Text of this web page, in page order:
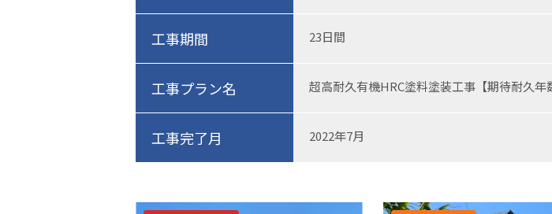
工事期間 23日間
工事プラン名 超高耐久有機HRC塗料塗装工事【期待耐久年
工事完了月 2022年7月